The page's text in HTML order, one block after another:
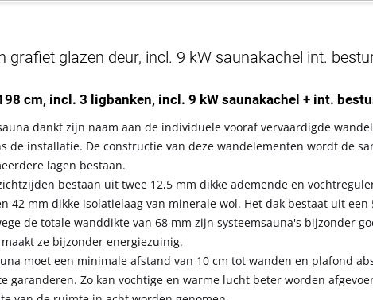
grafiet glazen deur, incl. 9 kW saunakachel int.
cm, incl. 3 ligbanken, incl. 9 kW saunakachel + int.
dankt zijn naam aan de individuele vooraf vervaardigde
de installatie. De constructie van deze wandelementen wordt de
lagen bestaan.
bestaan uit twee 12,5 mm dikke ademende en
42 mm dikke isolatielaag van minerale wol. Het dak bestaat uit een
de totale wanddikte van 68 mm zijn systeemsauna's bijzonder
ze bijzonder energiezuinig.
moet een minimale afstand van 10 cm tot wanden en plafond
garanderen. Zo kan vochtige en warme lucht beter worden